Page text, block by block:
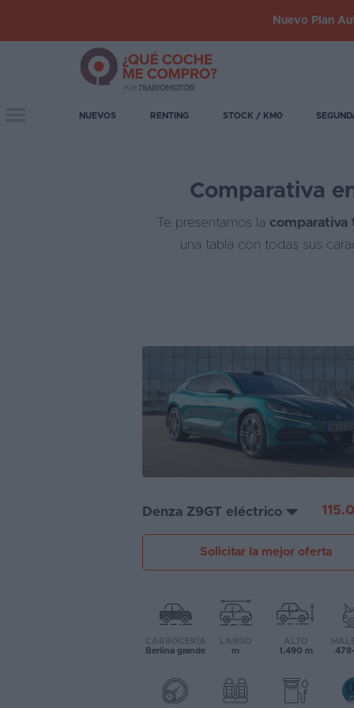
Nuevo Plan
NUEVOS RENTING STOCK / KM0
Comparativa
Te presentamos lacomparativa
una tabla con todas sus
Denza Z9GT eléctrico
Solicitar la mejor oferta
CARROCERÍA
Berlina grande
LARGO
m
ALTO
1.490 m